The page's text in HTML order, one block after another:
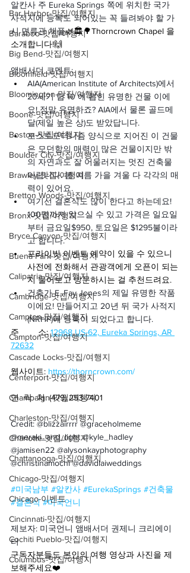
Bar Harbor-맛집/여행지
Baraboo-맛집/여행지
Big Bend-맛집/여행지
Bloomfield-맛집/여행지
Bloomington-맛집/여행지
Boone-맛집/여행지
Boston-맛집/여행지
Boulder City-맛집/여행지
Brawley-맛집/여행지
Bretton Woods-맛집/여행지
Bronx-맛집/여행지
Bryce Canyon-맛집/여행지
Buena Park-맛집/여행지
Calipatria-맛집/여행지
Cambridge-맛집/여행지
Campton-맛집/여행지
Campton-맛집/여행지
Cascade Locks-맛집/여행지
Centerport-맛집/여행지
Champaign-맛집/여행지
Charleston-맛집/여행지
Charlotte-맛집/여행지
Chattanooga-맛집/여행지
Chicago-맛집/여행지
Chicago-이벤트
Cincinnati-맛집/여행지
Cochiti Pueblo-맛집/여행지
Columbus-맛집/여행지
알칸사 주 Eureka Springs 쪽에 위치한 국가
사적지에 등록도 되어있는 꼭 들려봐야 할 가
시 면류관 채플🌿🏛🌳Thorncrown Chapel 을
소개합니다!🙌
앰배서더 코멘트:
AIA(American Institute of Architects)에서
20세기 탑 10 에 뽑힌 유명한 건물 이에
요! 정말 유명하죠? AIA에서 물론 골드메
달(제일 높은 상)도 받았답니다.
포스트모더니즘 양식으로 지어진 이 건물
은 모던함의 매력이 많은 건물이지만 밖
의 자연과도 잘 어울러지는 멋진 건축물
이랍니다. 봄 여름 가을 겨울 다 각각의 매
력이 있어요.
여기선 결혼식도 많이 한다고 하는데요!
100명까지 앉으실 수 있고 가격은 일요일
부터 금요일$950, 토요일은 $1295불이라
고 합니다.
프라이빗 이벤트 예약이 있을 수 있으니
사전에 전화해서 관광객에게 오픈이 되는
지 물어보고 방문하시는 걸 추천드려요.
건축가 E. Fay Jones의 제일 유명한 작품
이에요! 만들어지고 20년 뒤 국가 사적지
(NRHP)에 등록이 되었다고 합니다.
주        소: 12968 US-62, Eureka Springs, AR
72632
웹사이트: https://thorncrown.com/
연  락  처: (479) 253-7401
Credit: @blizzairrrr @graceholmeme
@meraki_and_light @kyle_hadley
@jamisen22 @alysonkayphotography
@christinamochi @davidlaiweddings
#미국남부 #알칸사 #EurekaSprings #건축물
#결혼식 #미국언니
제보자: 미국언니 앰배서더 권제니 크리에이
터
구독자분들도 본인의 여행 영상과 사진을 제
보해주세요❤️